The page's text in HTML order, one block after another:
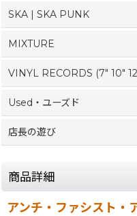
SKA | SKA PUNK
MIXTURE
VINYL RECORDS (7" 10"
Used・ユーズド
店長の遊び
商品詳細
アンチ・ファシスト・